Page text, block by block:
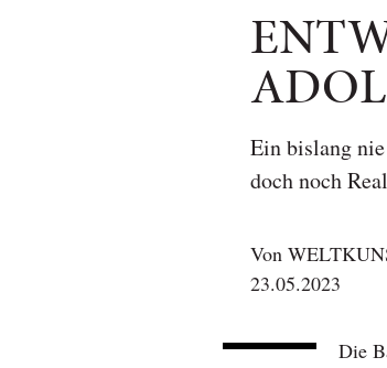
Ein bislang
doch noch
Von
23.05.2023
Die